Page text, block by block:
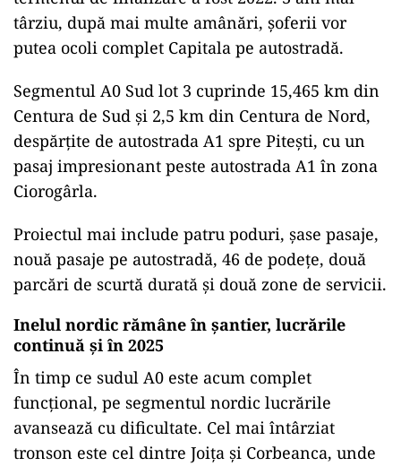
târziu, după mai multe amânări, șoferii vor
putea ocoli complet Capitala pe autostradă.
Segmentul A0 Sud lot 3 cuprinde 15,465 km din
Centura de Sud și 2,5 km din Centura de Nord,
despărțite de autostrada A1 spre Pitești, cu un
pasaj impresionant peste autostrada A1 în zona
Ciorogârla.
Proiectul mai include patru poduri, șase pasaje,
nouă pasaje pe autostradă, 46 de podețe, două
parcări de scurtă durată și două zone de servicii.
Inelul nordic rămâne în șantier, lucrările
continuă și în 2025
În timp ce sudul A0 este acum complet
funcțional, pe segmentul nordic lucrările
avansează cu dificultate. Cel mai întârziat
tronson este cel dintre Joița și Corbeanca, unde